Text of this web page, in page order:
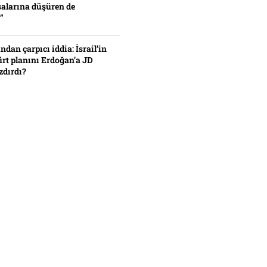
düşüren de
çarpıcı iddia: İsrail’in
planını Erdoğan’a JD